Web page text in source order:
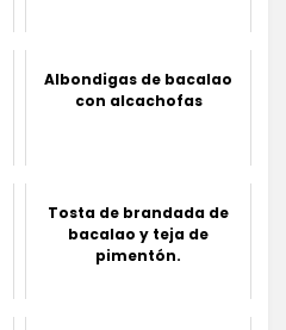
Albondigas de bacalao
con alcachofas
Tosta de brandada de
bacalao y teja de
pimentón.